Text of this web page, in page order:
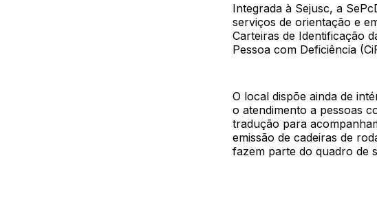
Integrada à Sejusc, a
serviços de orientação e
Carteiras de Identificação
Pessoa com Deficiência
O local dispõe ainda de
o atendimento a pessoas
tradução para
emissão de cadeiras de
fazem parte do quadro de